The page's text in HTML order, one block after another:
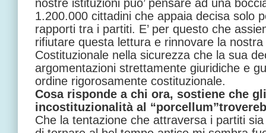
nostre istituzioni puo’ pensare ad una
1.200.000 cittadini che appaia decisa solo
rapporti tra i partiti. E’ per questo che
rifiutare questa lettura e rinnovare la
Costituzionale nella sicurezza che la sua
argomentazioni strettamente giuridiche e
ordine rigorosamente costituzionale.
Cosa risponde a chi ora, sostiene che
incostituzionalità al
Che la tentazione che attraversa i partiti